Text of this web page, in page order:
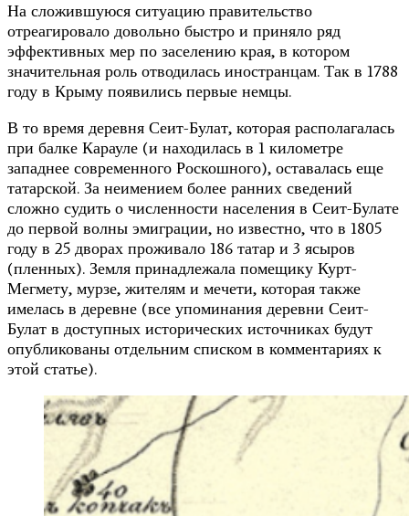
На сложившуюся ситуацию правительство
отреагировало довольно быстро и приняло ряд
эффективных мер по заселению края, в котором
значительная роль отводилась иностранцам. Так в 1788
году в Крыму появились первые немцы.
В то время деревня Сеит-Булат, которая располагалась
при балке Карауле (и находилась в 1 километре
западнее современного Роскошного), оставалась еще
татарской. За неимением более ранних сведений
сложно судить о численности населения в Сеит-Булате
до первой волны эмиграции, но известно, что в 1805
году в 25 дворах проживало 186 татар и 3 ясыров
(пленных). Земля принадлежала помещику Курт-
Мегмету, мурзе, жителям и мечети, которая также
имелась в деревне (все упоминания деревни Сеит-
Булат в доступных исторических источниках будут
опубликованы отдельним списком в комментариях к
этой статье).